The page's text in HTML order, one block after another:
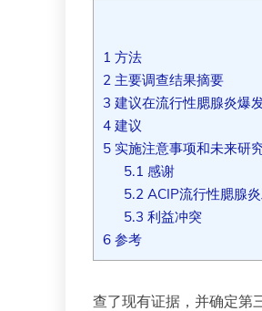
1 方法
2 主要调查结果摘要
3 建议在流行性腮腺炎爆
4 建议
5 实施注意事项和未来研
5.1 感谢
5.2ACIP流行性腮腺
5.3 利益冲突
6 参考
查了现有证据，并确定第